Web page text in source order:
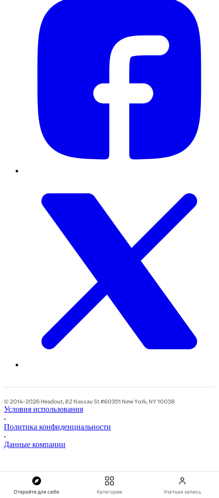
Откройте для себя Категории Учетная запись
© 2014-2026 Headout, 82 Nassau St #60351 New York, NY 10038
Условия использования
•
Политика конфиденциальности
•
Данные компании